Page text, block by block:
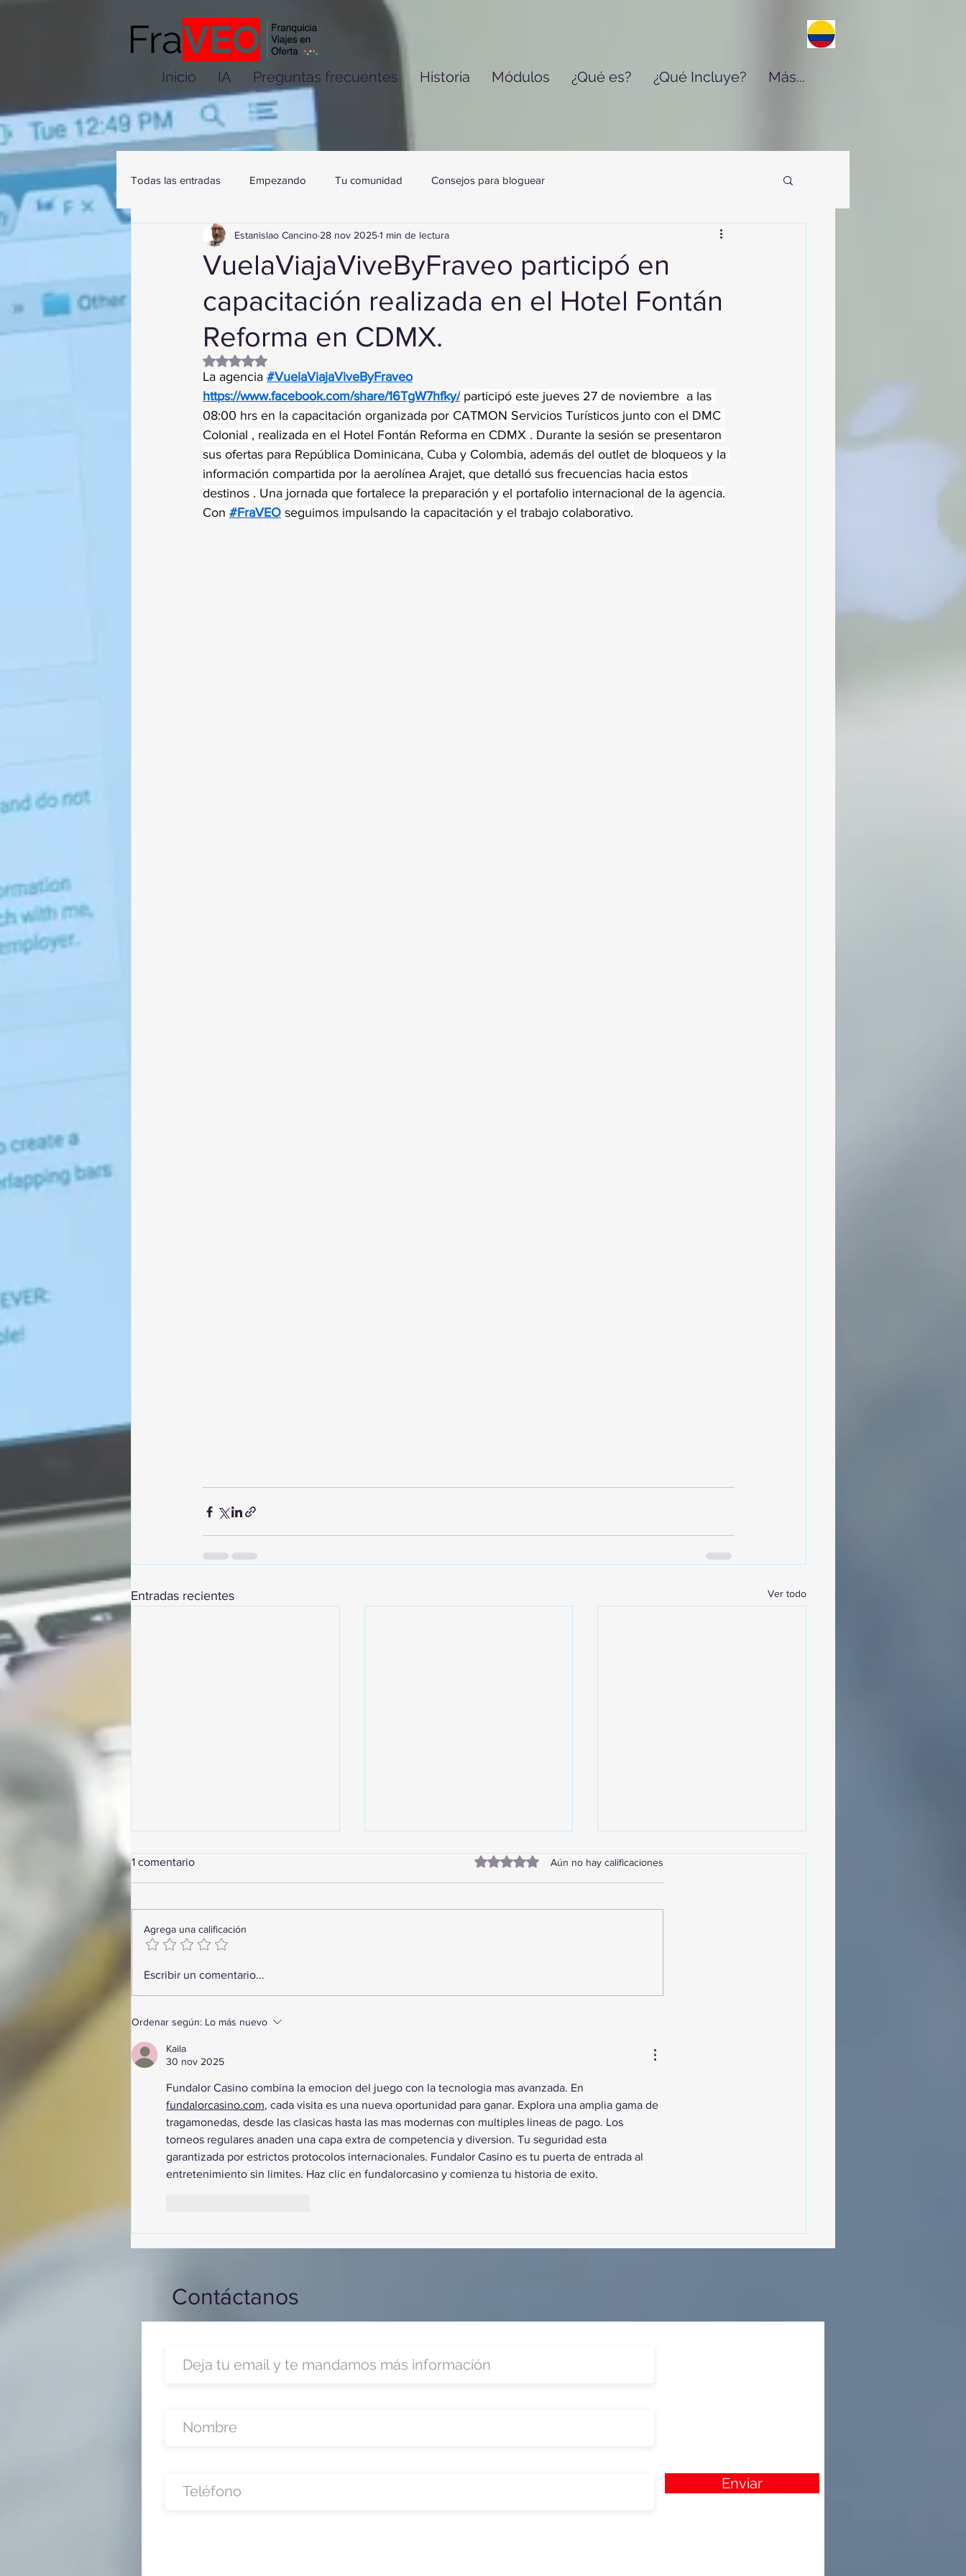
Inicio IA Preguntas frecuentes Historia Módulos ¿Qué es? ¿Qué Incluye? Más...
Todas las entradas Empezando Tu comunidad Consejos para bloguear
VuelaViajaViveByFraveo participó en
capacitación realizada en el Hotel Fontán
Reforma en CDMX.
Estanislao Cancino 28 nov 20251 min de lectura
Obtuvo NaN de 5 estrellas.
La agencia #VuelaViajaViveByFraveo
https://www.facebook.com/share/16TgW7hfky/ participó este jueves 27 de noviembre  a las
08:00 hrs en la capacitación organizada por CATMON Servicios Turísticos junto con el DMC
Colonial , realizada en el Hotel Fontán Reforma en CDMX . Durante la sesión se presentaron
sus ofertas para República Dominicana, Cuba y Colombia, además del outlet de bloqueos y la
información compartida por la aerolínea Arajet, que detalló sus frecuencias hacia estos
destinos . Una jornada que fortalece la preparación y el portafolio internacional de la agencia.
Con #FraVEO seguimos impulsando la capacitación y el trabajo colaborativo.
Entradas recientes Ver todo
GoMapTravelByFraveo
capacitación realizado en el
Zoom
organizada por Nefertari
1 comentario Obtuvo 0 de 5 estrellas.
Aún no hay calificaciones
Agrega una calificación
Escribir un comentario...
Ordenar según: Lo más nuevo
Kaila
30 nov 2025
Fundalor Casino combina la emocion del juego con la tecnologia mas avanzada. En
fundalorcasino.com, cada visita es una nueva oportunidad para ganar. Explora una amplia gama de
tragamonedas, desde las clasicas hasta las mas modernas con multiples lineas de pago. Los
torneos regulares anaden una capa extra de competencia y diversion. Tu seguridad esta
garantizada por estrictos protocolos internacionales. Fundalor Casino es tu puerta de entrada al
entretenimiento sin limites. Haz clic en fundalorcasino y comienza tu historia de exito.
Contáctanos
Enviar